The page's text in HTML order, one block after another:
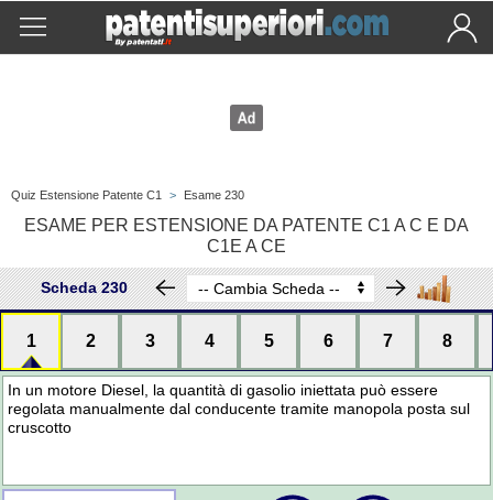
Quiz Estensione Patente C1 > Esame 230
ESAME PER ESTENSIONE DA PATENTE C1 A C E DA
C1E A CE
Scheda 230
1 2 3 4 5 6 7 8
In un motore Diesel, la quantità di gasolio iniettata può essere
regolata manualmente dal conducente tramite manopola posta sul
cruscotto